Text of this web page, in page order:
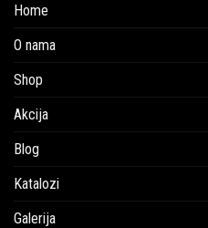
Home
O nama
Shop
Akcija
Blog
Katalozi
Galerija